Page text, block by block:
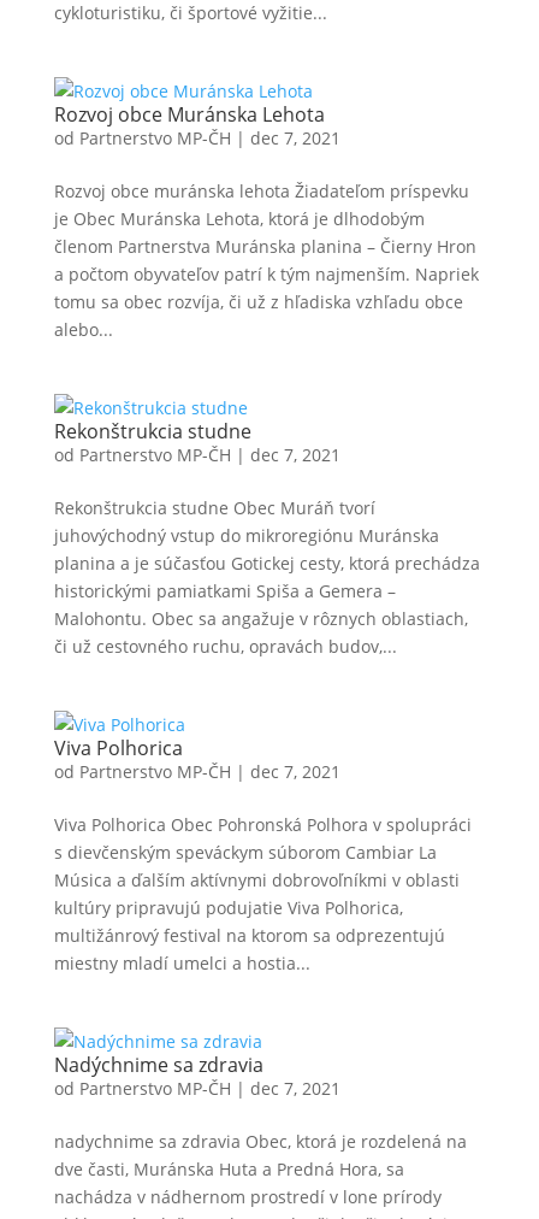
cykloturistiku, či športové vyžitie...
Rozvoj obce Muránska Lehota
od Partnerstvo MP-ČH | dec 7, 2021
Rozvoj obce muránska lehota Žiadateľom príspevku
je Obec Muránska Lehota, ktorá je dlhodobým
členom Partnerstva Muránska planina – Čierny Hron
a počtom obyvateľov patrí k tým najmenším. Napriek
tomu sa obec rozvíja, či už z hľadiska vzhľadu obce
alebo...
Rekonštrukcia studne
od Partnerstvo MP-ČH | dec 7, 2021
Rekonštrukcia studne Obec Muráň tvorí
juhovýchodný vstup do mikroregiónu Muránska
planina a je súčasťou Gotickej cesty, ktorá prechádza
historickými pamiatkami Spiša a Gemera –
Malohontu. Obec sa angažuje v rôznych oblastiach,
či už cestovného ruchu, opravách budov,...
Viva Polhorica
od Partnerstvo MP-ČH | dec 7, 2021
Viva Polhorica Obec Pohronská Polhora v spolupráci
s dievčenským speváckym súborom Cambiar La
Música a ďalším aktívnymi dobrovoľníkmi v oblasti
kultúry pripravujú podujatie Viva Polhorica,
multižánrový festival na ktorom sa odprezentujú
miestny mladí umelci a hostia...
Nadýchnime sa zdravia
od Partnerstvo MP-ČH | dec 7, 2021
nadychnime sa zdravia Obec, ktorá je rozdelená na
dve časti, Muránska Huta a Predná Hora, sa
nachádza v nádhernom prostredí v lone prírody